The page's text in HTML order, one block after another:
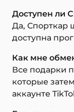
Доступен ли
Да, Спорткар
доступна
Как мне
Все подарки
которые
аккаунте